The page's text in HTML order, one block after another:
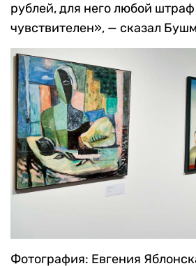
рублей, для него любой
чувствителен», — сказал
Фотография: Евгения